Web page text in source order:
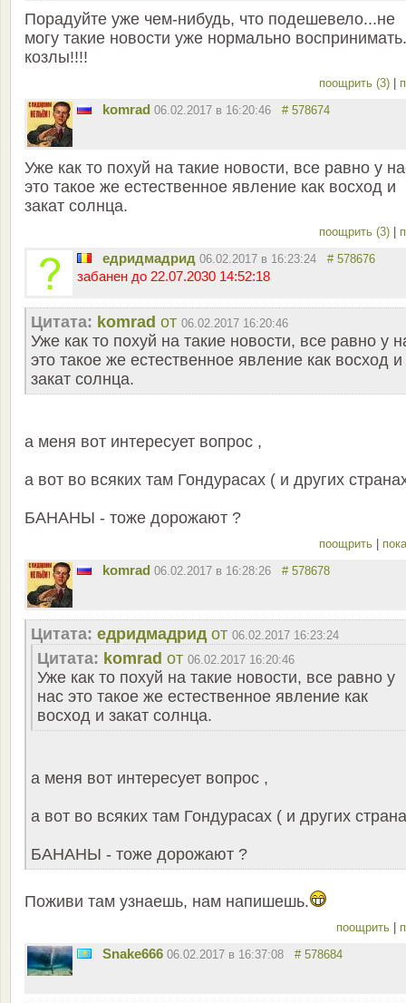
Порадуйте уже чем-нибудь, что подешевело...не
могу такие новости уже нормально
козлы!!!!
поощрить (3)
komrad 06.02.2017 в 16:20:46 # 578674
Уже как то похуй на такие новости, все равно у
это такое же естественное явление как восход и
закат солнца.
поощрить (3)
едридмадрид 06.02.2017 в 16:23:24 # 578676
забанен до 22.07.2030 14:52:18
Цитата: komrad от 06.02.2017 16:20:46
Уже как то похуй на такие новости, все равно у
это такое же естественное явление как восход и
закат солнца.
а меня вот интересует вопрос ,
а вот во всяких там Гондурасах ( и других
БАНАНЫ - тоже дорожают ?
поощрить
komrad 06.02.2017 в 16:28:26 # 578678
Цитата: едридмадрид от 06.02.2017 16:23:24
Цитата: komrad от 06.02.2017 16:20:46
Уже как то похуй на такие новости, все равно у
нас это такое же естественное явление как
восход и закат солнца.
а меня вот интересует вопрос ,
а вот во всяких там Гондурасах ( и других
БАНАНЫ - тоже дорожают ?
Поживи там узнаешь, нам напишешь.
поощрить
Snake666 06.02.2017 в 16:37:08 # 578684